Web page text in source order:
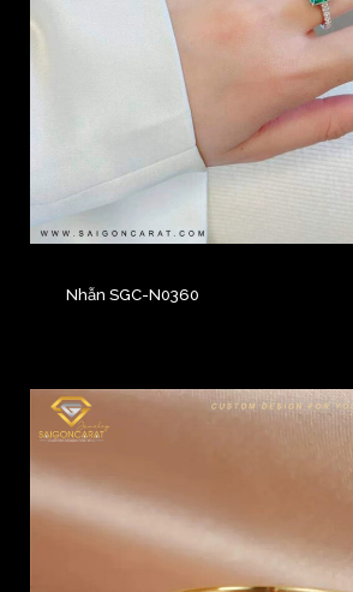
Nhẫn SGC-N0360